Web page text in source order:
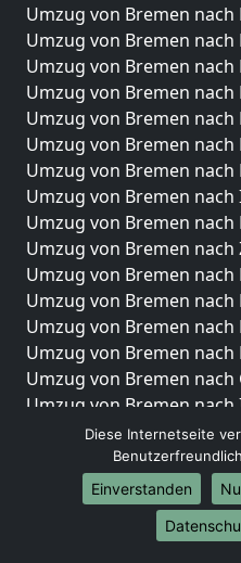
Umzug von Bremen nach
Umzug von Bremen nach
Umzug von Bremen nach
Umzug von Bremen
Umzug von Bremen nach
Umzug von Bremen
Umzug von Bremen
Umzug von Bremen nach
Umzug von Bremen nach
Umzug von Bremen nach
Umzug von Bremen nach
Umzug von Bremen nach
Umzug von Bremen nach
Umzug von Bremen nach
Umzug von Bremen nach
Umzug von Bremen nach
Umzug von Bremen
Umzug von Bremen
Umzug von Bremen
Umzug von Bremen
Umzüge-
Diese Internetseite
Einverstanden